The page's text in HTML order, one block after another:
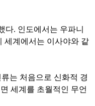
다. 인도에서는 우파니
세계에서는 이사야와 같
는 처음으로 신화적 경
세계를 초월적인 무언